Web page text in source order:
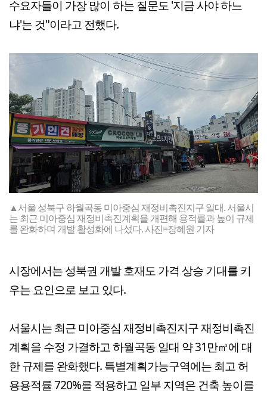
수요자들이 가장 많이 하는 질문도 '지금 사야 하느
냐'는 것"이라고 전했다.
▲서울 성북구 하월곡동 미아중심 재정비촉진지구 일대. 서울시
는 최근 미아중심 재정비촉진계획을 개편해 용적률과 높이 규제
를 완화하며 개발 활성화에 나섰다. 사진=장혜원 기자
시장에서는 성북권 개발 호재도 가격 상승 기대를 키
우는 요인으로 보고 있다.
서울시는 최근 미아중심 재정비촉진지구 재정비촉진
계획을 수정 가결하고 하월곡동 일대 약 31만㎡에 대
한 규제를 완화했다. 특별계획가능구역에는 최고 허
용용적률 720%를 적용하고 일부 지역은 건축 높이를